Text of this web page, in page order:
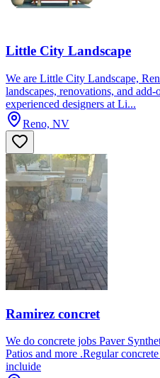
Little City Landscape
We are Little City Landscape,
landscapes, renovations, and add-
experienced designers at Li...
Reno, NV
Ramirez concret
We do concrete jobs Paver
Patios and more .Regular
incluide